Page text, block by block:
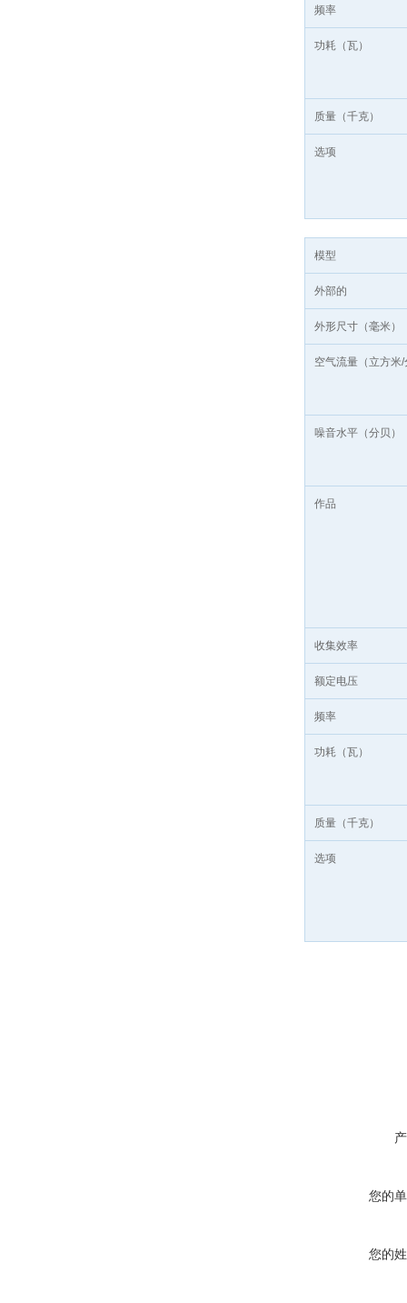
频率
功耗（瓦）
质量（千克）
选项
模型
外部的
外形尺寸（毫米）
空气流量（立方米/
噪音水平（分贝）
作品
收集效率
额定电压
频率
功耗（瓦）
质量（千克）
选项
您的
您的